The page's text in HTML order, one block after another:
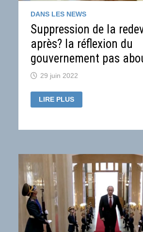
DANS LES NEWS
Suppression de la
après? la réflexion du
gouvernement pas
29 juin 2022
SUPPRESSION
DE
LA
APRÈS?
GOUVERNEMENT
ABOUTIE
LIRE PLUS